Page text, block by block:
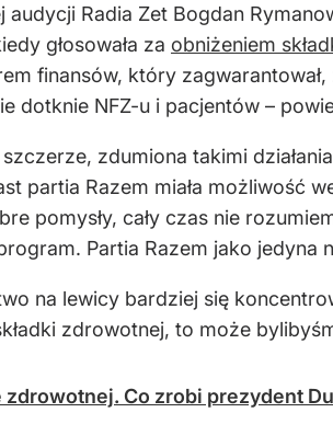
audycji Radia Zet Bogdan
głosowała za obniżeniem
finansów, który
dotknie NFZ-u i pacjentów –
zdumiona takimi
partia Razem miała możliwość
pomysły, cały czas nie
Partia Razem jako jedyna
na lewicy bardziej się
zdrowotnej, to może
zdrowotnej. Co zrobi prezydent